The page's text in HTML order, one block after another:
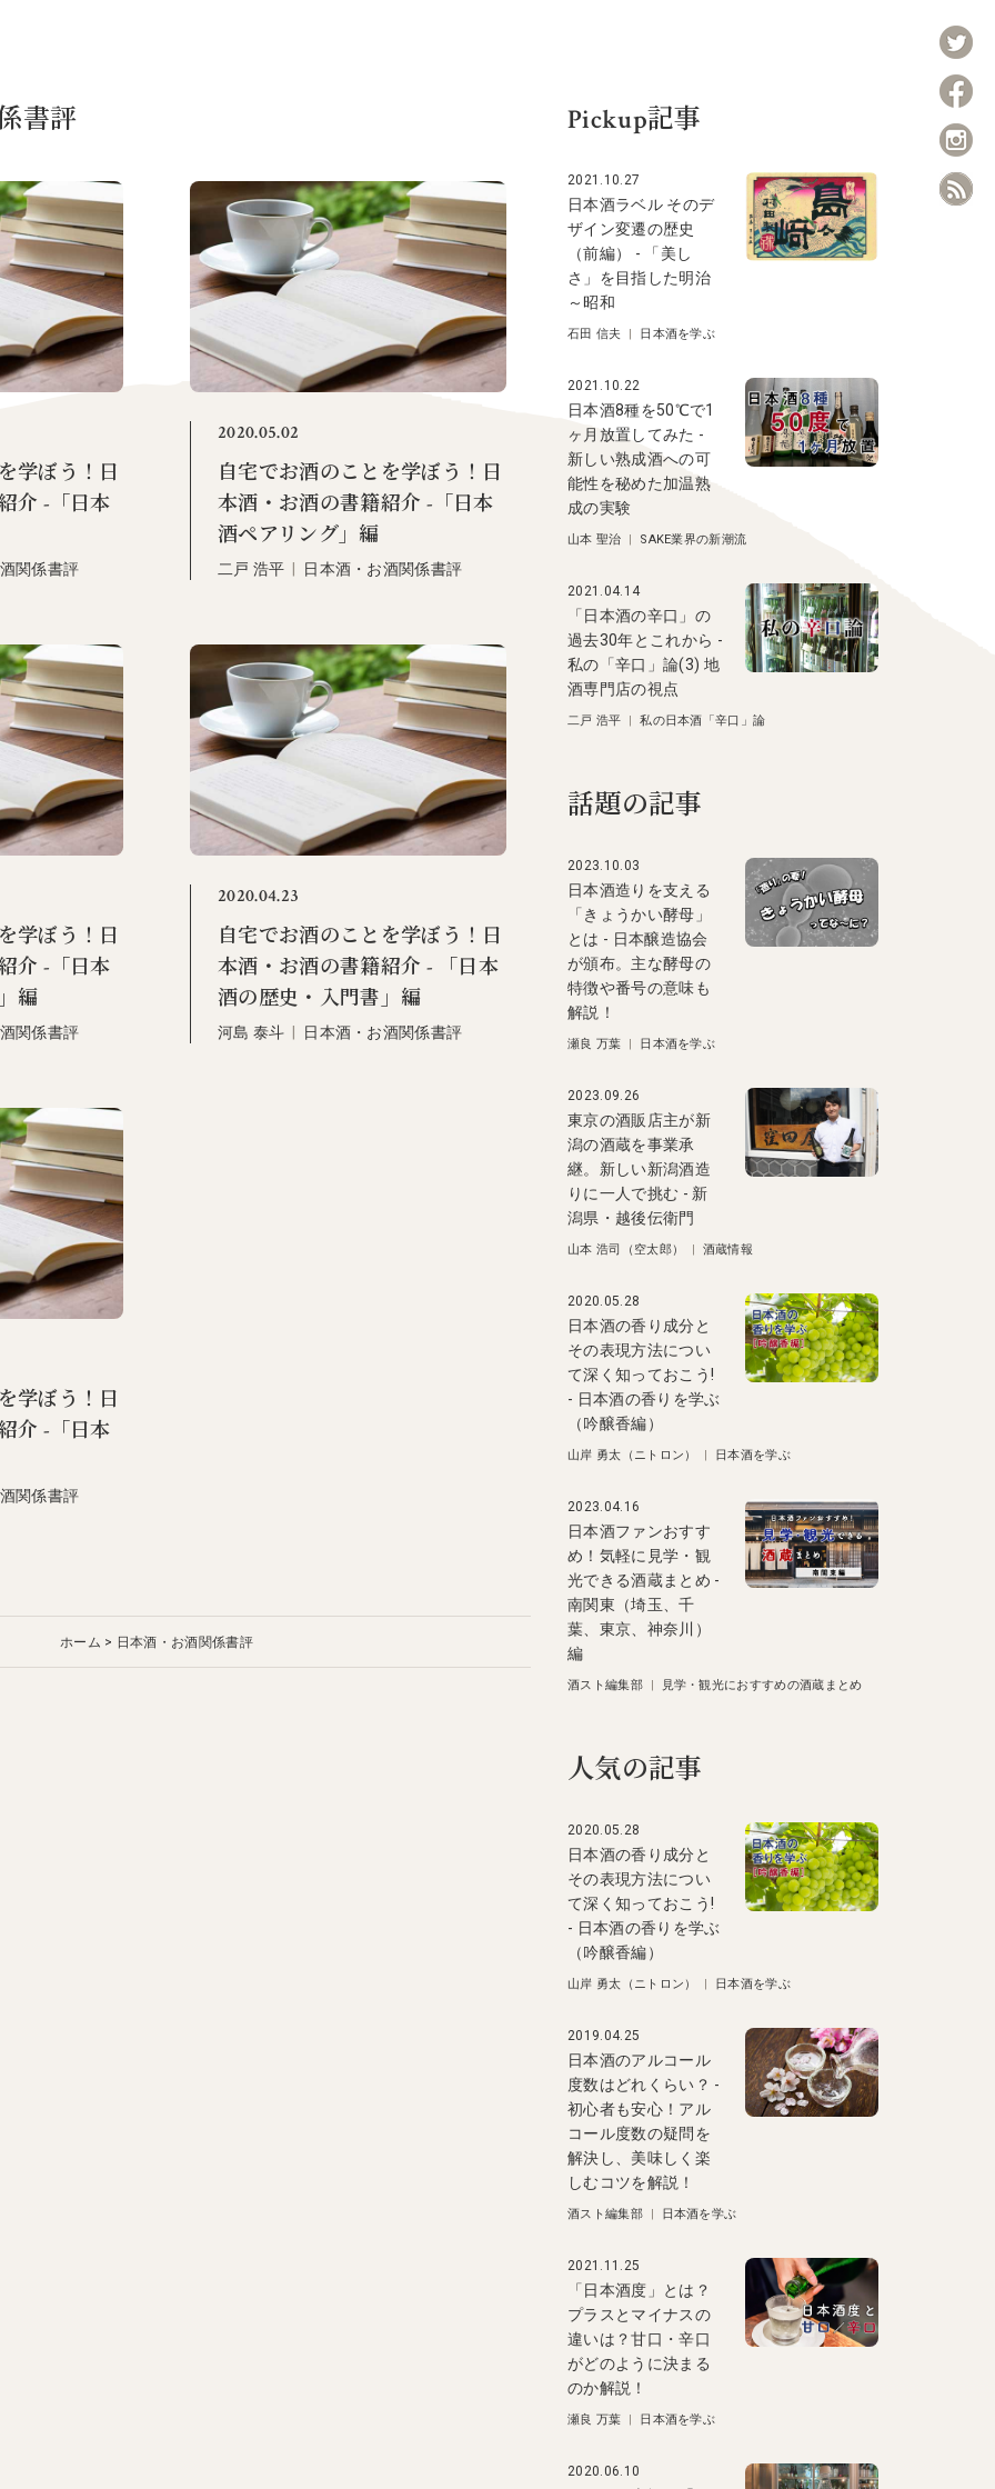
書評
学ぼう！日
介 -「日本
関係書評
2020.05.02
自宅でお酒のことを学ぼう！日
本酒・お酒の書籍紹介 -「日本
酒ペアリング」編
二戸 浩平 日本酒・お酒関係書評
学ぼう！日
介 -「日本
編
関係書評
2020.04.23
自宅でお酒のことを学ぼう！日
本酒・お酒の書籍紹介 - 「日本
酒の歴史・入門書」編
河島 泰斗 日本酒・お酒関係書評
学ぼう！日
介 -「日本
関係書評
ホーム 日本酒・お酒関係書評
Pickup記事
2021.10.27
日本酒ラベル そのデ
ザイン変遷の歴史
（前編） - 「美し
さ」を目指した明治
～昭和
石田 信夫 | 日本酒を学ぶ
2021.10.22
日本酒8種を50℃で1
ヶ月放置してみた -
新しい熟成酒への可
能性を秘めた加温熟
成の実験
山本 聖治 | SAKE業界の新潮流
2021.04.14
「日本酒の辛口」の
過去30年とこれから -
私の「辛口」論(3) 地
酒専門店の視点
二戸 浩平 |私の日本酒「辛口」論
話題の記事
2023.10.03
日本酒造りを支える
「きょうかい酵母」
とは - 日本醸造協会
が頒布。主な酵母の
特徴や番号の意味も
解説！
瀬良 万葉 | 日本酒を学ぶ
2023.09.26
東京の酒販店主が新
潟の酒蔵を事業承
継。新しい新潟酒造
りに一人で挑む - 新
潟県・越後伝衛門
山本 浩司（空太郎） | 酒蔵情報
2020.05.28
日本酒の香り成分と
その表現方法につい
て深く知っておこう!
- 日本酒の香りを学ぶ
（吟醸香編）
山岸 勇太（ニトロン） | 日本酒を学ぶ
2023.04.16
日本酒ファンおすす
め！気軽に見学・観
光できる酒蔵まとめ -
南関東（埼玉、千
葉、東京、神奈川）
編
酒スト編集部| 見学・観光におすすめの酒蔵まとめ
人気の記事
2020.05.28
日本酒の香り成分と
その表現方法につい
て深く知っておこう!
- 日本酒の香りを学ぶ
（吟醸香編）
山岸 勇太（ニトロン） | 日本酒を学ぶ
2019.04.25
日本酒のアルコール
度数はどれくらい？ -
初心者も安心！アル
コール度数の疑問を
解決し、美味しく楽
しむコツを解説！
酒スト編集部| 日本酒を学ぶ
2021.11.25
「日本酒度」とは？
プラスとマイナスの
違いは？甘口・辛口
がどのように決まる
のか解説！
瀬良 万葉 | 日本酒を学ぶ
2020.06.10